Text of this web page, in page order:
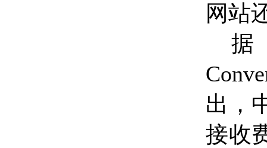
网站
据
出，
接收